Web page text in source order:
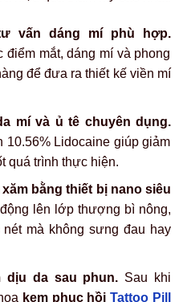
vấn dáng mí phù hợp.
điểm mắt, dáng mí và phong
để đưa ra thiết kế viền mí
mí và ủ tê chuyên dụng.
10.56% Lidocaine giúp giảm
quá trình thực hiện.
bằng thiết bị nano siêu
lên lớp thượng bì nông,
mà không sưng đau hay
dịu da sau phun. Sau khi
kem phục hồiTattoo Pill